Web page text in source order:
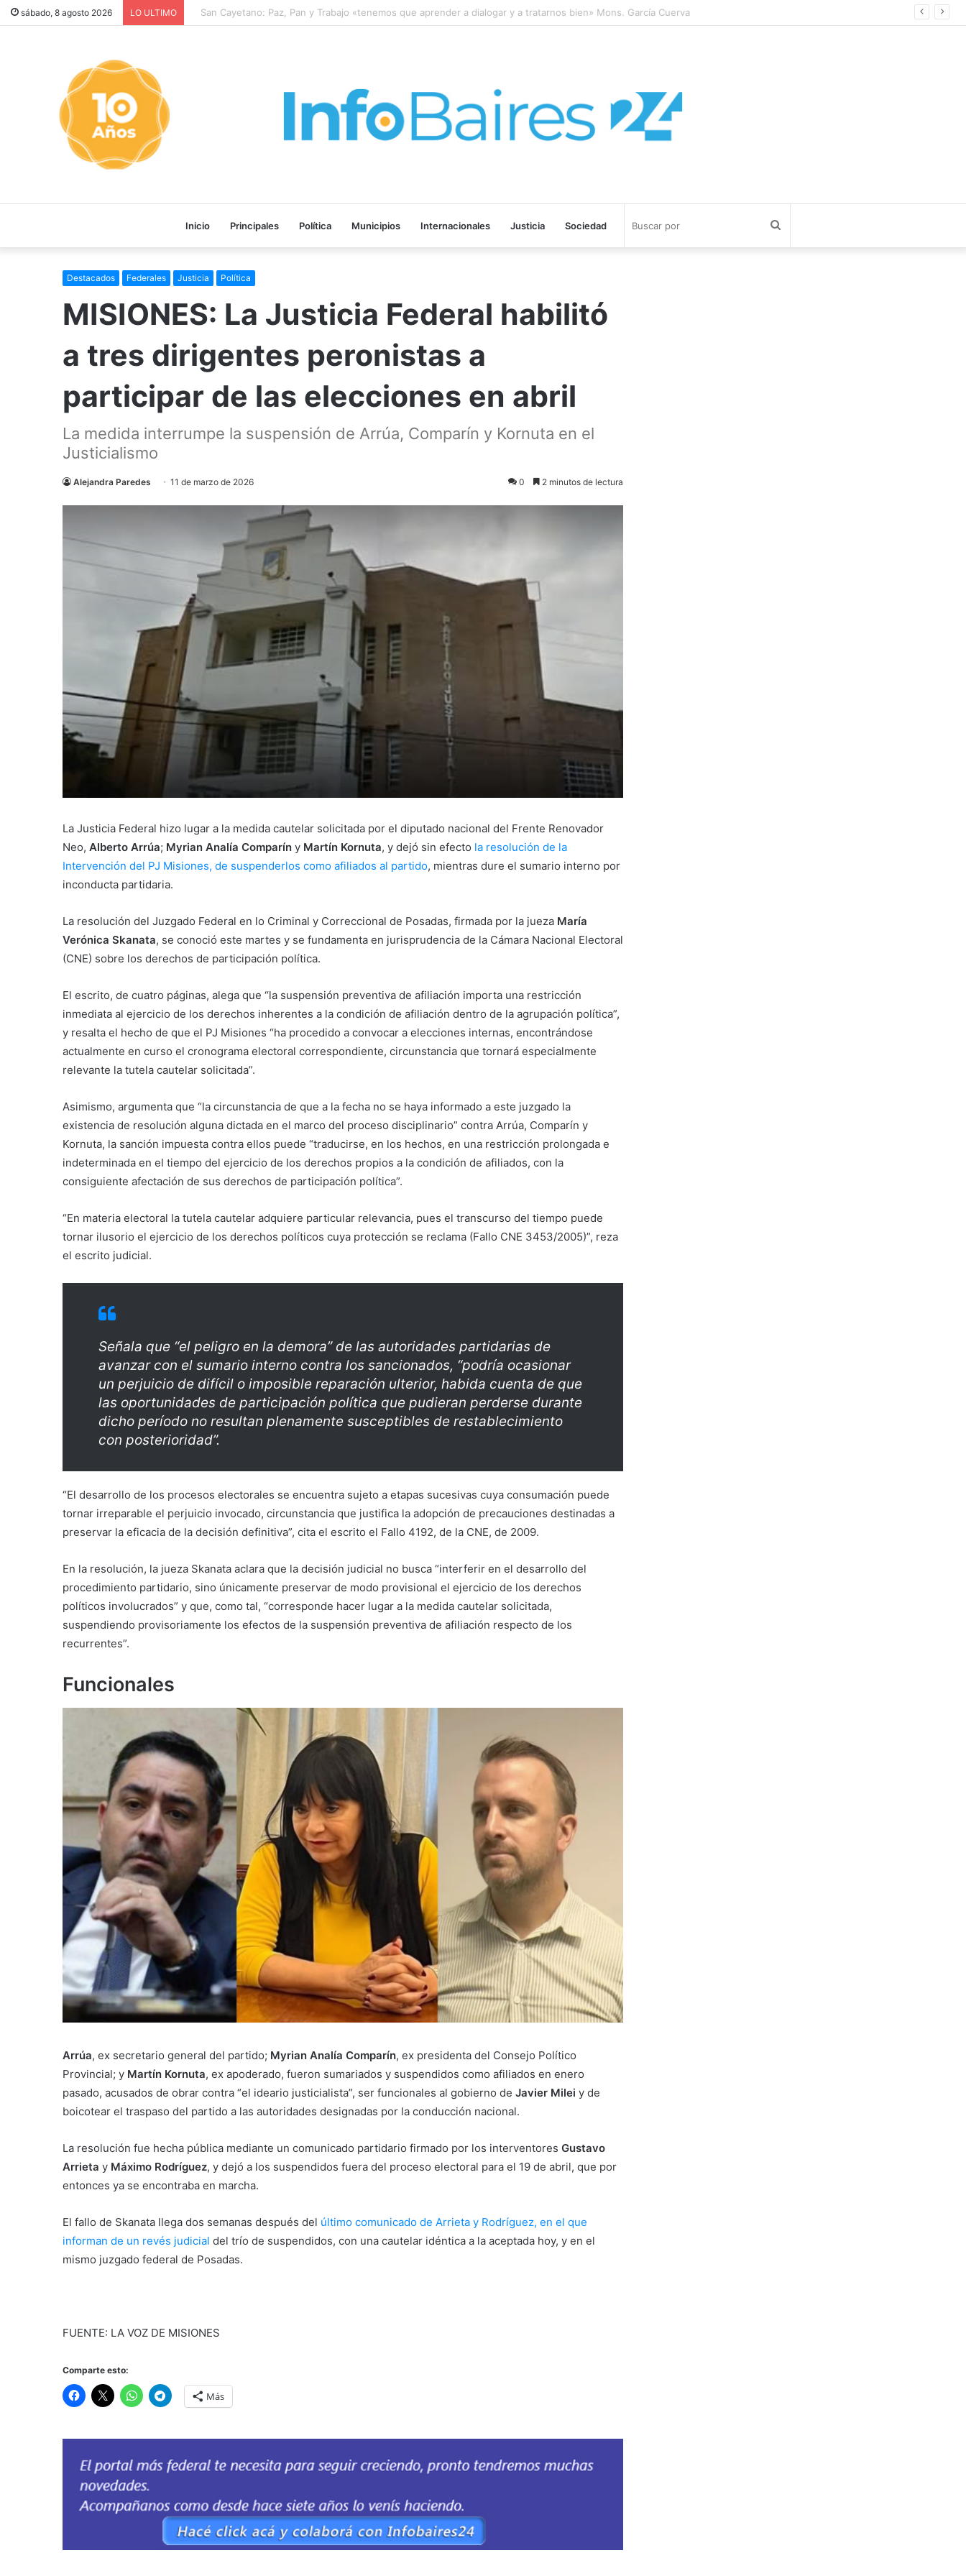
sábado, 8 agosto 2026 LO ULTIMO San Cayetano: Paz, Pan y Trabajo «tenemos que aprender a dialogar y a tratarnos bien» Mons. García Cuerva
Inicio Principales Política Municipios Internacionales Justicia Sociedad
Destacados Federales Justicia Política
MISIONES: La Justicia Federal habilitó
a tres dirigentes peronistas a
participar de las elecciones en abril
La medida interrumpe la suspensión de Arrúa, Comparín y Kornuta en el
Justicialismo
Alejandra Paredes 11 de marzo de 2026 0 2 minutos de lectura
La Justicia Federal hizo lugar a la medida cautelar solicitada por el diputado nacional del Frente Renovador
Neo, Alberto Arrúa; Myrian Analía Comparín y Martín Kornuta, y dejó sin efecto la resolución de la
Intervención del PJ Misiones, de suspenderlos como afiliados al partido, mientras dure el sumario interno por
inconducta partidaria.
La resolución del Juzgado Federal en lo Criminal y Correccional de Posadas, firmada por la jueza María
Verónica Skanata, se conoció este martes y se fundamenta en jurisprudencia de la Cámara Nacional Electoral
(CNE) sobre los derechos de participación política.
El escrito, de cuatro páginas, alega que “la suspensión preventiva de afiliación importa una restricción
inmediata al ejercicio de los derechos inherentes a la condición de afiliación dentro de la agrupación política”,
y resalta el hecho de que el PJ Misiones “ha procedido a convocar a elecciones internas, encontrándose
actualmente en curso el cronograma electoral correspondiente, circunstancia que tornará especialmente
relevante la tutela cautelar solicitada”.
Asimismo, argumenta que “la circunstancia de que a la fecha no se haya informado a este juzgado la
existencia de resolución alguna dictada en el marco del proceso disciplinario” contra Arrúa, Comparín y
Kornuta, la sanción impuesta contra ellos puede “traducirse, en los hechos, en una restricción prolongada e
indeterminada en el tiempo del ejercicio de los derechos propios a la condición de afiliados, con la
consiguiente afectación de sus derechos de participación política”.
“En materia electoral la tutela cautelar adquiere particular relevancia, pues el transcurso del tiempo puede
tornar ilusorio el ejercicio de los derechos políticos cuya protección se reclama (Fallo CNE 3453/2005)”, reza
el escrito judicial.
Señala que “el peligro en la demora” de las autoridades partidarias de
avanzar con el sumario interno contra los sancionados, “podría ocasionar
un perjuicio de difícil o imposible reparación ulterior, habida cuenta de que
las oportunidades de participación política que pudieran perderse durante
dicho período no resultan plenamente susceptibles de restablecimiento
con posterioridad”.
“El desarrollo de los procesos electorales se encuentra sujeto a etapas sucesivas cuya consumación puede
tornar irreparable el perjuicio invocado, circunstancia que justifica la adopción de precauciones destinadas a
preservar la eficacia de la decisión definitiva”, cita el escrito el Fallo 4192, de la CNE, de 2009.
En la resolución, la jueza Skanata aclara que la decisión judicial no busca “interferir en el desarrollo del
procedimiento partidario, sino únicamente preservar de modo provisional el ejercicio de los derechos
políticos involucrados” y que, como tal, “corresponde hacer lugar a la medida cautelar solicitada,
suspendiendo provisoriamente los efectos de la suspensión preventiva de afiliación respecto de los
recurrentes”.
Funcionales
Arrúa, ex secretario general del partido; Myrian Analía Comparín, ex presidenta del Consejo Político
Provincial; y Martín Kornuta, ex apoderado, fueron sumariados y suspendidos como afiliados en enero
pasado, acusados de obrar contra “el ideario justicialista”, ser funcionales al gobierno de Javier Milei y de
boicotear el traspaso del partido a las autoridades designadas por la conducción nacional.
La resolución fue hecha pública mediante un comunicado partidario firmado por los interventores Gustavo
Arrieta y Máximo Rodríguez, y dejó a los suspendidos fuera del proceso electoral para el 19 de abril, que por
entonces ya se encontraba en marcha.
El fallo de Skanata llega dos semanas después del último comunicado de Arrieta y Rodríguez, en el que
informan de un revés judicial del trío de suspendidos, con una cautelar idéntica a la aceptada hoy, y en el
mismo juzgado federal de Posadas.
FUENTE: LA VOZ DE MISIONES
Comparte esto:
Más